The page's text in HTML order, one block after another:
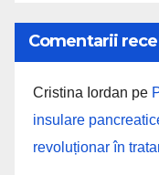
Comentarii
Cristina Iordan pe
insulare
revoluționar în